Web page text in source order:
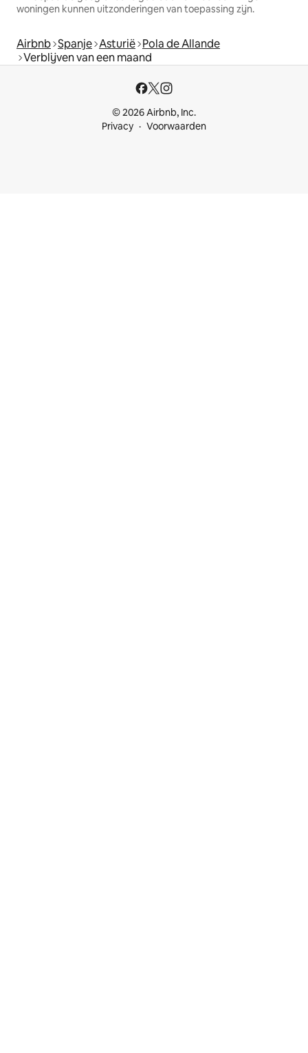
woningen kunnen uitzonderingen van toepassing zijn.
Airbnb Spanje Asturië Pola de Allande
Verblijven van een maand
© 2026 Airbnb, Inc.
Privacy
Voorwaarden